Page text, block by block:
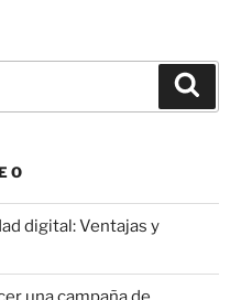
digital: Ventajas y